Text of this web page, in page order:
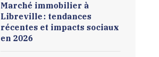
Marché immobilier à
Libreville : tendances
récentes et impacts sociaux
en 2026